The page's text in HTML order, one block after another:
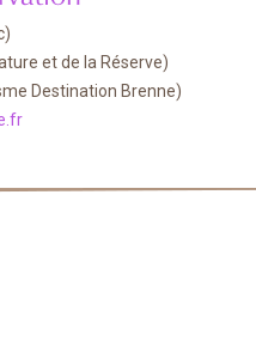
et de la Réserve)
Destination Brenne)